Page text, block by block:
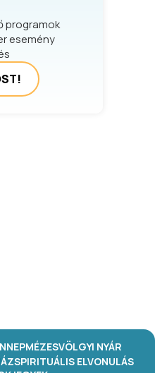
programok
esemény
MÉZESVÖLGYI NYÁR
SPIRITUÁLIS ELVONULÁS